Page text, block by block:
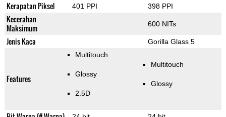
Kerapatan Piksel 401 PPI 398 PPI
Kecerahan
Maksimum
600 NITs
Jenis Kaca Gorilla Glass 5
Features
Multitouch
Glossy
2.5D
Multitouch
Glossy